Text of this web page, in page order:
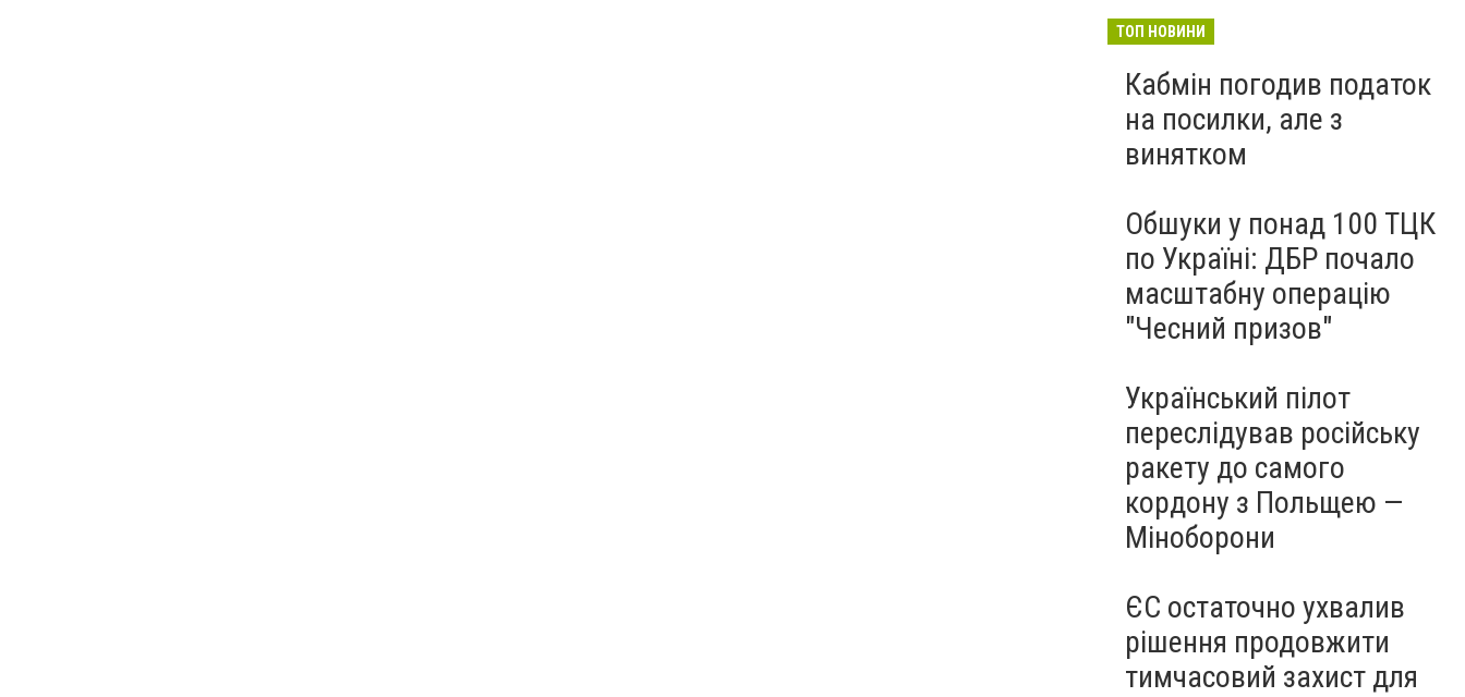
ТОП НОВИНИ
Кабмін погодив податок
на посилки, але з
винятком
Обшуки у понад 100 ТЦК
по Україні: ДБР почало
масштабну операцію
"Чесний призов"
Український пілот
переслідував російську
ракету до самого
кордону з Польщею —
Міноборони
ЄС остаточно ухвалив
рішення продовжити
тимчасовий захист для